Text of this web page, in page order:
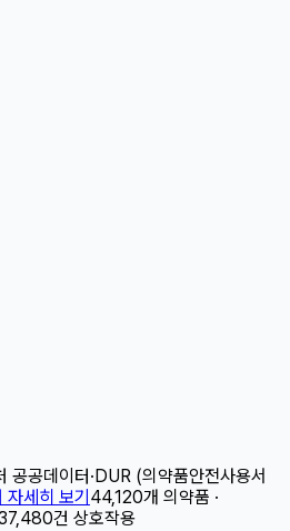
공공데이터 · DUR (의약품안전사용서
자세히 보기 44,120개 의약품 ·
건 상호작용